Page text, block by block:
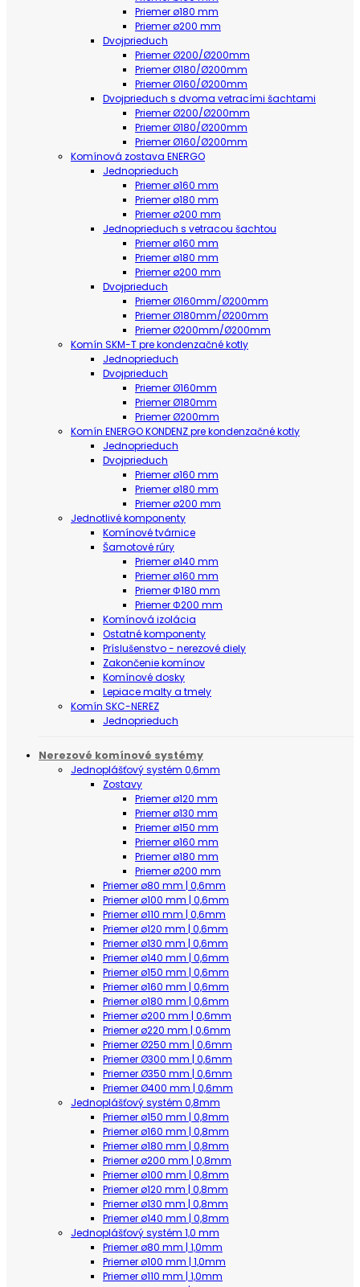
Priemer ø180 mm
Priemer ø200 mm
Dvojprieduch
Priemer Ø200/Ø200mm
Priemer Ø180/Ø200mm
Priemer Ø160/Ø200mm
Dvojprieduch s dvoma vetracími šachtami
Priemer Ø200/Ø200mm
Priemer Ø180/Ø200mm
Priemer Ø160/Ø200mm
Komínová zostava ENERGO
Jednoprieduch
Priemer ø160 mm
Priemer ø180 mm
Priemer ø200 mm
Jednoprieduch s vetracou šachtou
Priemer ø160 mm
Priemer ø180 mm
Priemer ø200 mm
Dvojprieduch
Priemer Ø160mm/Ø200mm
Priemer Ø180mm/Ø200mm
Priemer Ø200mm/Ø200mm
Komín SKM-T pre kondenzačné kotly
Jednoprieduch
Dvojprieduch
Priemer Ø160mm
Priemer Ø180mm
Priemer Ø200mm
Komín ENERGO KONDENZ pre kondenzačné kotly
Jednoprieduch
Dvojprieduch
Priemer ø160 mm
Priemer ø180 mm
Priemer ø200 mm
Jednotlivé komponenty
Komínové tvárnice
Šamotové rúry
Priemer ø140 mm
Priemer ø160 mm
Priemer Φ180 mm
Priemer Φ200 mm
Komínová izolácia
Ostatné komponenty
Príslušenstvo - nerezové diely
Zakončenie komínov
Komínové dosky
Lepiace malty a tmely
Komín SKC-NEREZ
Jednoprieduch
Nerezové komínové systémy
Jednoplášťový systém 0,6mm
Zostavy
Priemer ø120 mm
Priemer ø130 mm
Priemer ø150 mm
Priemer ø160 mm
Priemer ø180 mm
Priemer ø200 mm
Priemer ø80 mm | 0,6mm
Priemer ø100 mm | 0,6mm
Priemer ø110 mm | 0,6mm
Priemer ø120 mm | 0,6mm
Priemer ø130 mm | 0,6mm
Priemer ø140 mm | 0,6mm
Priemer ø150 mm | 0,6mm
Priemer ø160 mm | 0,6mm
Priemer ø180 mm | 0,6mm
Priemer ø200 mm | 0,6mm
Priemer ø220 mm | 0,6mm
Priemer Ø250 mm | 0,6mm
Priemer Ø300 mm | 0,6mm
Priemer Ø350 mm | 0,6mm
Priemer Ø400 mm | 0,6mm
Jednoplášťový systém 0,8mm
Priemer ø150 mm | 0,8mm
Priemer ø160 mm | 0,8mm
Priemer ø180 mm | 0,8mm
Priemer ø200 mm | 0,8mm
Priemer ø100 mm | 0,8mm
Priemer ø120 mm | 0,8mm
Priemer ø130 mm | 0,8mm
Priemer ø140 mm | 0,8mm
Jednoplášťový systém 1,0 mm
Priemer ø80 mm | 1,0mm
Priemer ø100 mm | 1,0mm
Priemer ø110 mm | 1,0mm